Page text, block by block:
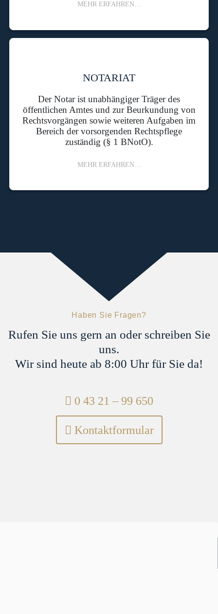
MEHR ERFAHREN…
NOTARIAT
Der Notar ist unabhängiger Träger des
öffentlichen Amtes und zur Beurkundung von
Rechtsvorgängen sowie weiteren Aufgaben im
Bereich der vorsorgenden Rechtspflege
zuständig (§ 1 BNotO).
MEHR ERFAHREN…
Haben Sie Fragen?
Rufen Sie uns gern an oder schreiben Sie
uns.
Wir sind heute ab 8:00 Uhr für Sie da!
Telefon:
0 43 21 – 99 650
Kontaktformular